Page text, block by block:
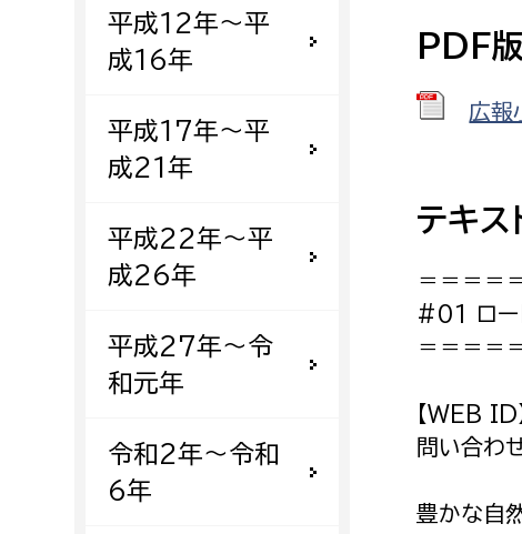
農業委員会事務局
平成12年〜平
成16年
平成17年〜平
成21年
平成22年〜平
成26年
平成27年〜令
和元年
令和2年〜令和
6年
PDF版
広報
テキス
＝＝＝＝
#01 ロー
＝＝＝＝
【WEB
問い合わ
豊かな自